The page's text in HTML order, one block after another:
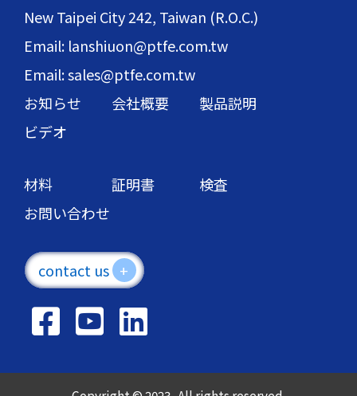
New Taipei City 242, Taiwan (R.O.C.)
Email: lanshiuon@ptfe.com.tw
Email: sales@ptfe.com.tw
お知らせ
会社概要
製品説明
ビデオ
材料 証明書
検査
お問い合わせ
contact us +